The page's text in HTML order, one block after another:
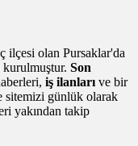
ilçesi olan Pursaklar'da
Son
iş ilanları ve bir
sitemizi günlük olarak
yakından takip